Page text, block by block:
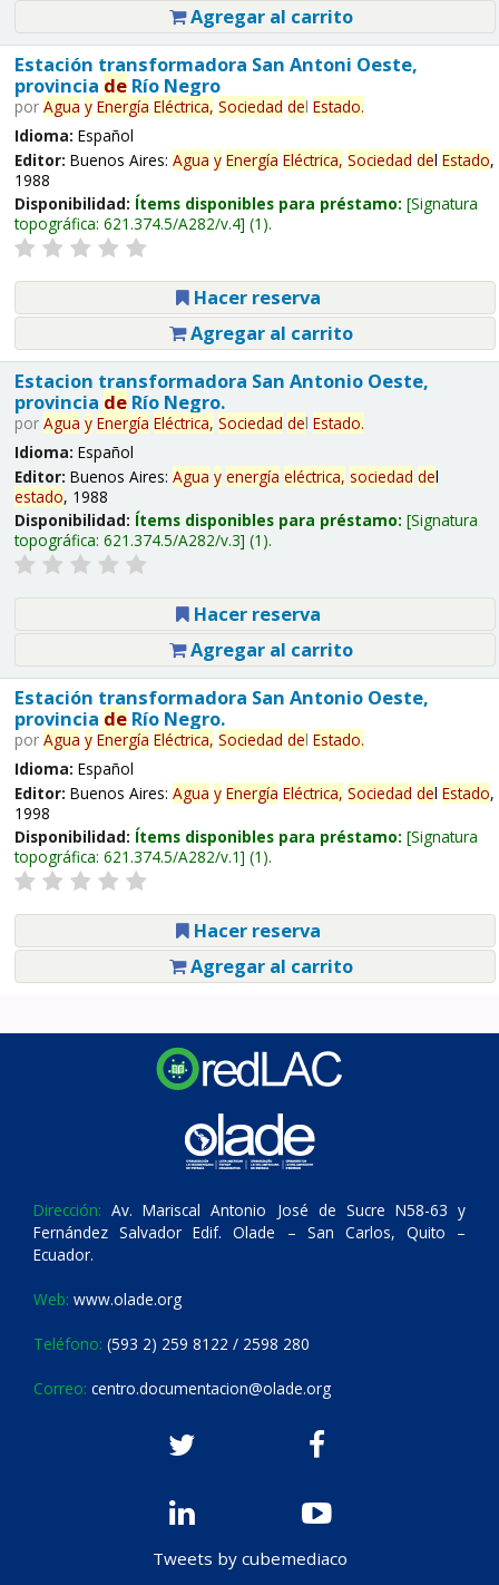
Agregar al carrito
Estación transformadora San Antoni Oeste,
provincia deRío Negro
por Agua y Energía Eléctrica, Sociedad del Estado.
Idioma: Español
Editor: Buenos Aires: Agua y Energía Eléctrica, Sociedad del Estado,
1988
Disponibilidad: Ítems disponibles para préstamo: Signatura
topográfica: 621.374.5/A282/v.4 (1).
Hacer reserva
Agregar al carrito
Estacion transformadora San Antonio Oeste,
provincia deRío Negro.
por Agua y Energía Eléctrica, Sociedad del Estado.
Idioma: Español
Editor: Buenos Aires: Agua y energía eléctrica, sociedad del
estado, 1988
Disponibilidad: Ítems disponibles para préstamo: Signatura
topográfica: 621.374.5/A282/v.3 (1).
Hacer reserva
Agregar al carrito
Estación transformadora San Antonio Oeste,
provincia deRío Negro.
por Agua y Energía Eléctrica, Sociedad del Estado.
Idioma: Español
Editor: Buenos Aires: Agua y Energía Eléctrica, Sociedad del Estado,
1998
Disponibilidad: Ítems disponibles para préstamo: Signatura
topográfica: 621.374.5/A282/v.1 (1).
Hacer reserva
Agregar al carrito
Dirección: Av. Mariscal Antonio José de Sucre N58-63 y
Fernández Salvador Edif. Olade – San Carlos, Quito –
Ecuador.
Web: www.olade.org
Teléfono: (593 2) 259 8122 / 2598 280
Correo: centro.documentacion@olade.org
Tweets by cubemediaco